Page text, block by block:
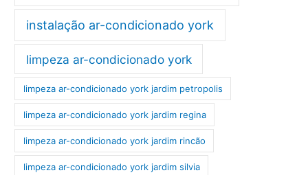
instalação ar-condicionado york
limpeza ar-condicionado york
limpeza ar-condicionado york jardim petropolis
limpeza ar-condicionado york jardim regina
limpeza ar-condicionado york jardim rincão
limpeza ar-condicionado york jardim silvia